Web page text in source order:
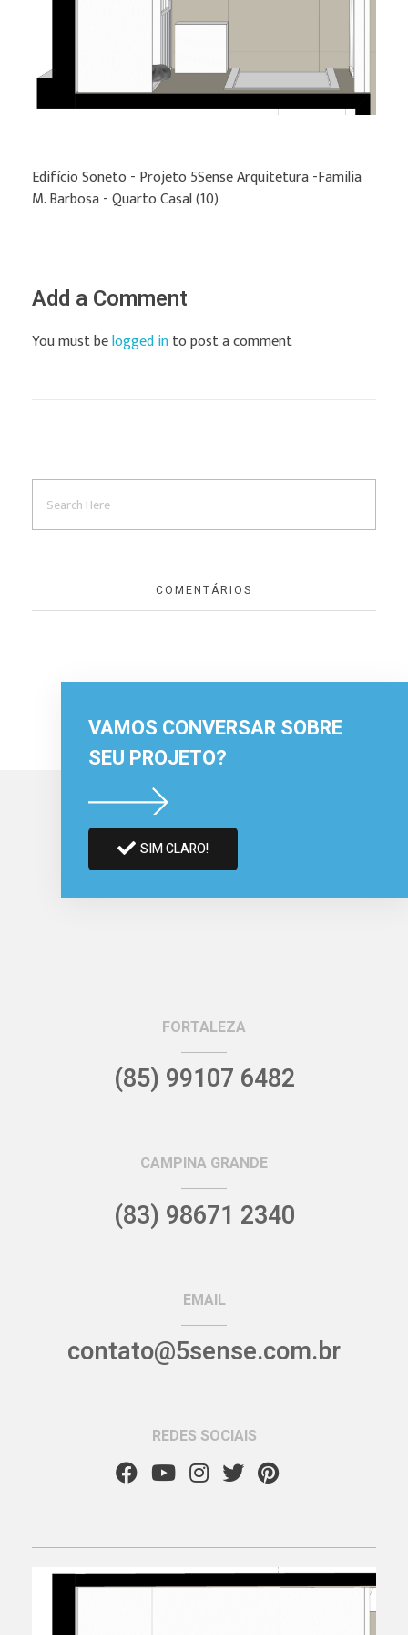
Edifício Soneto - Projeto 5Sense Arquitetura -Familia
M. Barbosa - Quarto Casal (10)
Add a Comment
You must belogged into post a comment
COMENTÁRIOS
VAMOS CONVERSAR SOBRE
SEU PROJETO?
SIM CLARO!
FORTALEZA
(85) 99107 6482
CAMPINA GRANDE
(83) 98671 2340
EMAIL
contato@5sense.com.br
REDES SOCIAIS